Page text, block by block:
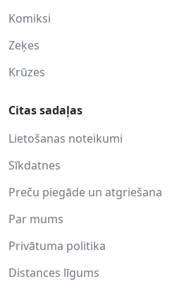
Komiksi
Zeķes
Krūzes
Citas sadaļas
Lietošanas noteikumi
Sīkdatnes
Preču piegāde un atgriešana
Par mums
Privātuma politika
Distances līgums